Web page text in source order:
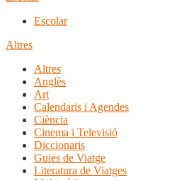
Escolar
Altres
Altres
Anglès
Art
Calendaris i Agendes
Ciència
Cinema i Televisió
Diccionaris
Guies de Viatge
Literatura de Viatges